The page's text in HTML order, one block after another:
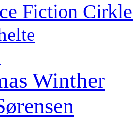
Fiction
Winther